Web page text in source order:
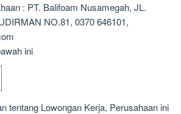
: PT. Balifoam Nusamegah, JL.
NO.81, 0370 646101,
ini
tentang Lowongan Kerja, Perusahaan ini